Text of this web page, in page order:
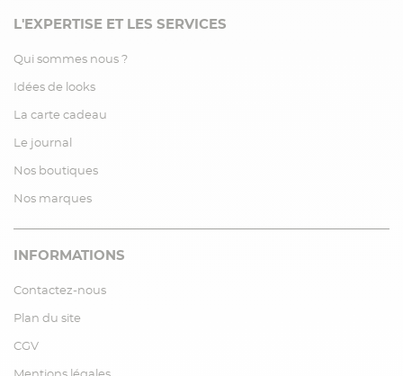
L'EXPERTISE ET LES SERVICES
Qui sommes nous ?
Idées de looks
La carte cadeau
Le journal
Nos boutiques
Nos marques
INFORMATIONS
Contactez-nous
Plan du site
CGV